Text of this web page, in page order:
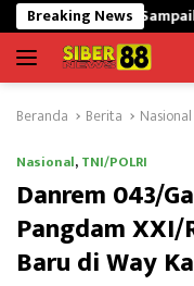
Langsung
ke
konten
Breaking News
Wasbang
Beranda Berita Nasional
Nasional,TNI/POLRI
Danrem 043/
Pangdam
Baru di Way